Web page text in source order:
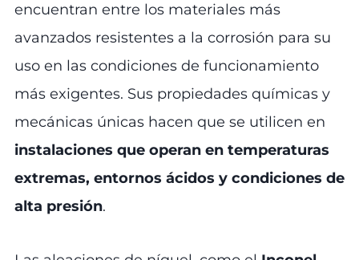
encuentran entre los materiales más
avanzados resistentes a la corrosión para su
uso en las condiciones de funcionamiento
más exigentes. Sus propiedades químicas y
mecánicas únicas hacen que se utilicen en
instalaciones que operan en temperaturas
extremas, entornos ácidos y condiciones de
alta presión.